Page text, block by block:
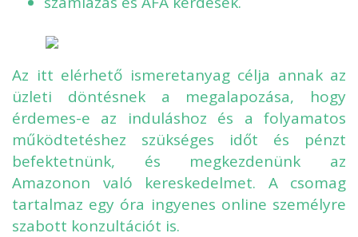
Az itt elérhető ismeretanyag célja annak az
üzleti döntésnek a megalapozása, hogy
érdemes-e az induláshoz és a folyamatos
működtetéshez szükséges időt és pénzt
befektetnünk, és megkezdenünk az
Amazonon való kereskedelmet. A csomag
tartalmaz egy óra ingyenes online személyre
szabott konzultációt is.